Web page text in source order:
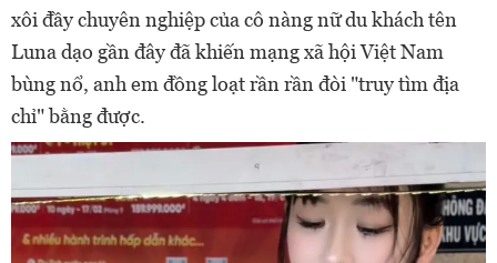
xôi đầy chuyên nghiệp của cô nàng nữ du khách tên
Luna dạo gần đây đã khiến mạng xã hội Việt Nam
bùng nổ, anh em đồng loạt rần rần đòi "truy tìm địa
chỉ" bằng được.